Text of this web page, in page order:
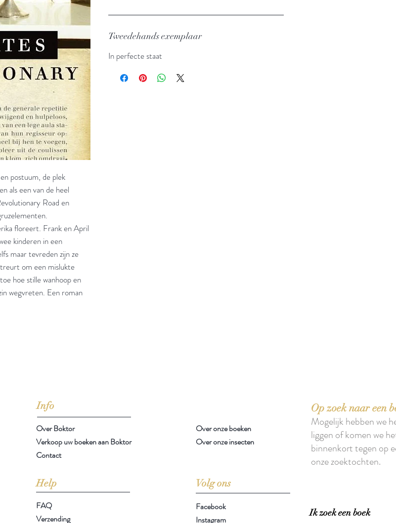
postuum, de plek
als een van de heel
Road en
floreert. Frank en April
kinderen in een
maar tevreden zijn ze
om een mislukte
hoe stille wanhoop en
wegvreten. Een roman
Tweedehands exemplaar
In perfecte staat
Info
Over Boktor
Verkoop uw boeken aan Boktor
Contact
Help Volg ons
Op zoek naar een
Mogelijk hebben we
liggen of komen we
binnenkort tegen op
onze zoektochten.
FAQ
Verzending
Facebook
Instagram
Ik zoek een boek
Over onze boeken
Over onze insecten